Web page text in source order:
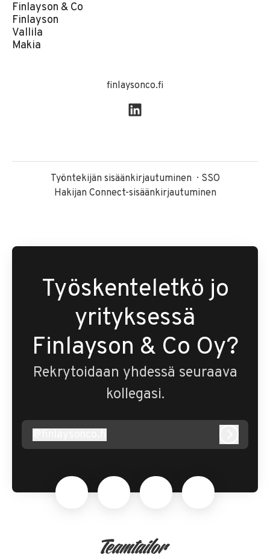
Finlayson & Co
Finlayson
Vallila
Makia
finlaysonco.fi
Työntekijän sisäänkirjautuminen
SSO
Hakijan Connect-sisäänkirjautuminen
Työskenteletkö jo
yrityksessä
Finlayson & Co Oy?
Rekrytoidaan yhdessä seuraava
kollegasi.
finlaysonco.fi